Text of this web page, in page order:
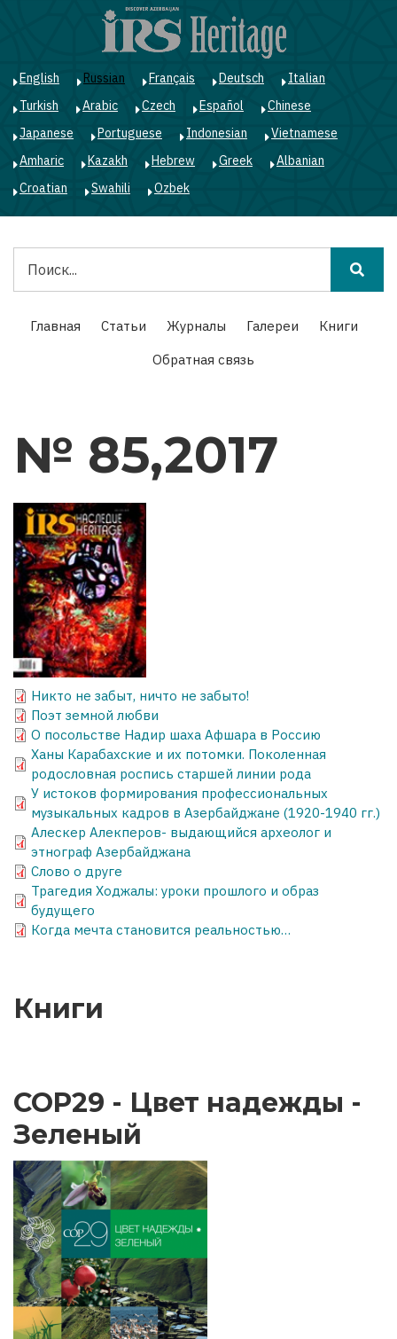
English Russian Français Deutsch
Italian
Turkish
Arabic Czech Español
Chinese
Japanese
Portuguese Indonesian
Vietnamese
Amharic
Kazakh Hebrew Greek
Albanian
Croatian
Swahili Ozbek
Main
navigation
Главная Статьи Журналы Галереи
Книги
Обратная связь
№ 85,2017
Никто не забыт, ничто не забыто!
Поэт земной любви
О посольстве Надир шаха Афшара в Россию
Ханы Карабахские и их потомки. Поколенная
родословная роспись старшей линии рода
У истоков формирования профессиональных
музыкальных кадров в Азербайджане (1920-1940 гг.)
Алескер Алекперов- выдающийся археолог и
этнограф Азербайджана
Слово о друге
Трагедия Ходжалы: уроки прошлого и образ
будущего
Когда мечта становится реальностью…
Книги
COP29 - Цвет надежды -
Зеленый